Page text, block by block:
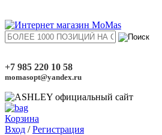
+7 985 220 10 58
momasopt@yandex.ru
Корзина
Вход /Регистрация